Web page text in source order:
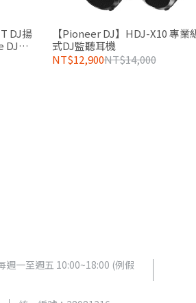
DJ揚
DJ系
【Pioneer DJ】HDJ-X10 專業
式DJ監聽耳機
NT$12,900NT$14,000
週一至週五 10:00~18:00 (例假